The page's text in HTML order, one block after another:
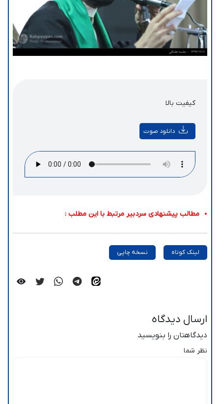
کیفیت بالا
دانلود صوت
مطالب پیشنهادی سردبیر مرتبط با این مطلب :
لینک کوتاه نسخه چاپی
ارسال دیدگاه
دیدگاهتان را بنویسید
نظر شما